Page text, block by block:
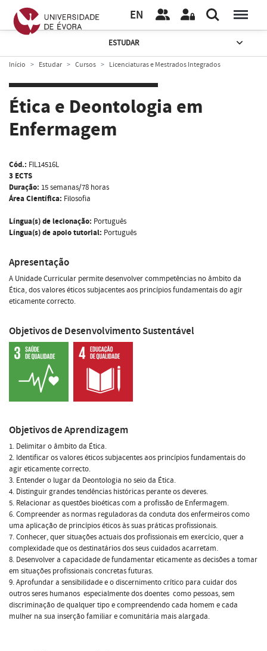
EN
ESTUDAR
Início Estudar Cursos Licenciaturas e Mestrados Integrados
Ética e Deontologia em
Enfermagem
Cód.: FIL14516L
3 ECTS
Duração: 15 semanas/78 horas
Área Científica: Filosofia
Língua(s) de lecionação: Português
Língua(s) de apoio tutorial: Português
Apresentação
A Unidade Curricular permite desenvolver commpetências no âmbito da
Ética, dos valores éticos subjacentes aos princípios fundamentais do agir
eticamente correcto.
Objetivos de Desenvolvimento Sustentável
Objetivos de Aprendizagem
1. Delimitar o âmbito da Ética.
2. Identificar os valores éticos subjacentes aos princípios fundamentais do
agir eticamente correcto.
3. Entender o lugar da Deontologia no seio da Ética.
4. Distinguir grandes tendências históricas perante os deveres.
5. Relacionar as questões bioéticas com a profissão de Enfermagem.
6. Compreender as normas reguladoras da conduta dos enfermeiros como
uma aplicação de princípios éticos às suas práticas profissionais.
7. Conhecer, quer situações actuais dos profissionais em exercício, quer a
complexidade que os destinatários dos seus cuidados acarretam.
8. Desenvolver a capacidade de fundamentar eticamente as decisões a tomar
em situações profissionais concretas futuras.
9. Aprofundar a sensibilidade e o discernimento crítico para cuidar dos
outros seres humanos  especialmente dos doentes  como pessoas, sem
discriminação de qualquer tipo e compreendendo cada homem e cada
mulher na sua inserção familiar e comunitária mais alargada.